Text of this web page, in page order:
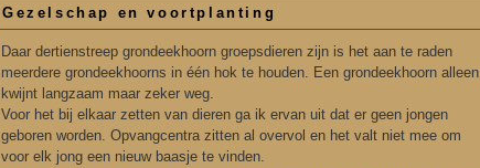
Gezelschap en voortplanting
Daar dertienstreep grondeekhoorn groepsdieren zijn is het aan te raden
meerdere grondeekhoorns in één hok te houden. Een grondeekhoorn alleen
kwijnt langzaam maar zeker weg.
Voor het bij elkaar zetten van dieren ga ik ervan uit dat er geen jongen
geboren worden. Opvangcentra zitten al overvol en het valt niet mee om
voor elk jong een nieuw baasje te vinden.